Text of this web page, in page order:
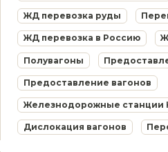
ЖД перевозка руды
ЖД перевозка в Россию
Полувагоны
Предоставление вагонов
Железнодорожные станции
Дислокация вагонов